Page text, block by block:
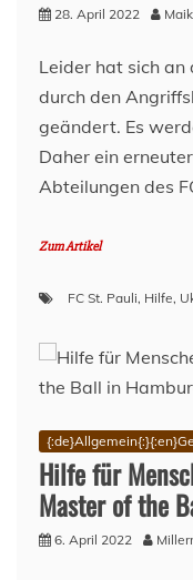
28. April 2022 Maik
Leider hat sich an
durch den
geändert. Es
Daher ein
Abteilungen des
Zum Artikel
FC St. Pauli, Hilfe,
Hilfe für
Master of the
6. April 2022